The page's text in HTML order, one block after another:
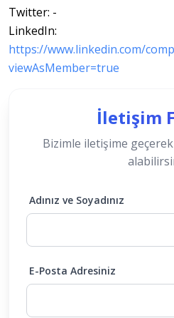
Twitter: -
https://www.linkedin.com/
viewAsMember=true
İletişim
Bizimle iletişime
Adınız ve Soyadınız
E-Posta Adresiniz